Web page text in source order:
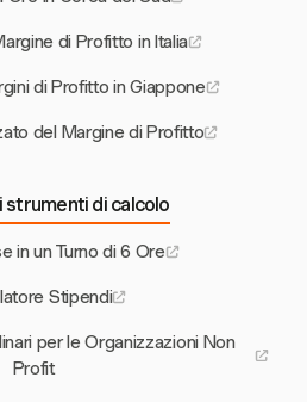
di Profitto in Italia
di Profitto in Giappone
del Margine di Profitto
strumenti di calcolo
in un Turno di 6 Ore
Stipendi
per le Organizzazioni Non
Profit